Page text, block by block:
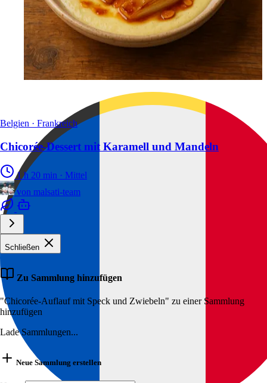
Belgien · Frankreich
Chicorée-Dessert mit Karamell und Mandeln
1 h 20 min · Mittel
von malsati-team
Schließen
Zu Sammlung hinzufügen
"Chicorée-Auflauf mit Speck und Zwiebeln" zu einer Sammlung
hinzufügen
Lade Sammlungen...
Neue Sammlung erstellen